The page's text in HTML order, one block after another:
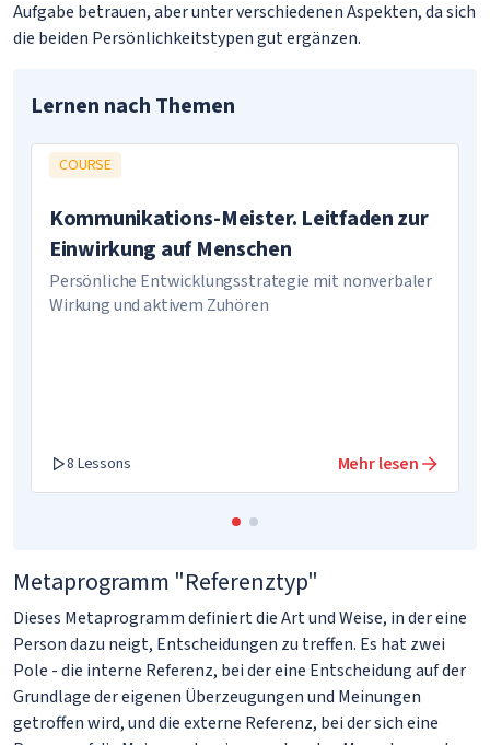
Aufgabe betrauen, aber unter verschiedenen Aspekten, da sich
die beiden Persönlichkeitstypen gut ergänzen.
Lernen nach Themen
COURSE
Kommunikations-Meister. Leitfaden zur
Einwirkung auf Menschen
Persönliche Entwicklungsstrategie mit nonverbaler
Wirkung und aktivem Zuhören
8 Lessons Mehr lesen
Metaprogramm "Referenztyp"
Dieses Metaprogramm definiert die Art und Weise, in der eine
Person dazu neigt, Entscheidungen zu treffen. Es hat zwei
Pole - die interne Referenz, bei der eine Entscheidung auf der
Grundlage der eigenen Überzeugungen und Meinungen
getroffen wird, und die externe Referenz, bei der sich eine